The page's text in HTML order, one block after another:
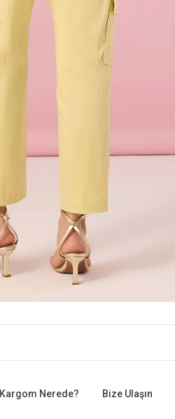
Kargom Nerede? Bize Ulaşın